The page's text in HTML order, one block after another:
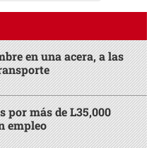
en una acera, a las
por más de L35,000
empleo